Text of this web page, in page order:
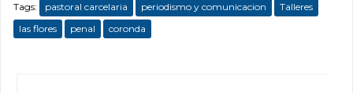
Tags: pastoral carcelaria periodismo y comunicacion
Talleres
las flores
penal coronda